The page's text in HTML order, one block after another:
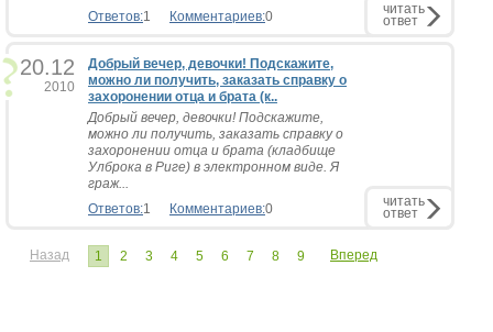
Ответов:1 Комментариев:0 читать
ответ
20.12
2010
Добрый вечер, девочки! Подскажите,
можно ли получить, заказать справку о
захоронении отца и брата (к..
Добрый вечер, девочки! Подскажите,
можно ли получить, заказать справку о
захоронении отца и брата (кладбище
Улброка в Риге) в электронном виде. Я
граж...
Ответов:1 Комментариев:0 читать
ответ
Назад 1 2 3 4 5 6 7 8 9 Вперед